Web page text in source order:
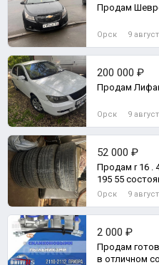
Продам
Орск 9
200 000 ₽
Продам
Орск 9
52 000 ₽
Продам r 16 . 4*100 Резина Yokohama
195 55 состояние новых пробег 2000
км
Орск 9
2 000 ₽
Продам
в отличном